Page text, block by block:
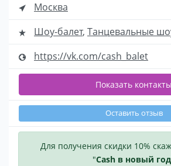
Москва
Шоу-балет, Танцевальные
https://vk.com/cash_balet
Показать контакты
Оставить отзыв
Для получения скидки 10%
"Cash в новый год